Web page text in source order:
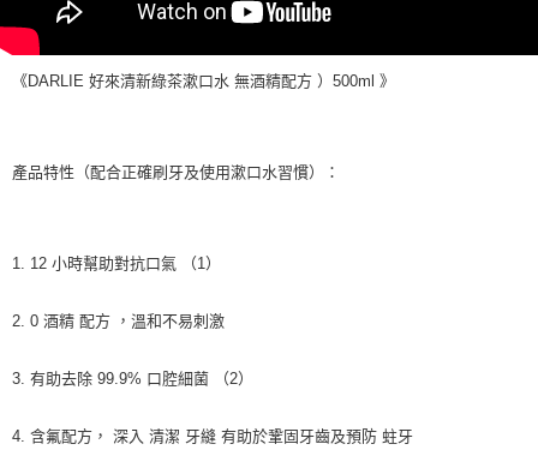
《DARLIE 好來清新綠茶漱口水 無酒精配方 ）500ml 》
產品特性（配合正確刷牙及使用漱口水習慣）：
1. 12 小時幫助對抗口氣 （1）
2. 0 酒精 配方 ，溫和不易刺激
3. 有助去除 99.9% 口腔細菌 （2）
4. 含氟配方， 深入 清潔 牙縫 有助於鞏固牙齒及預防 蛀牙